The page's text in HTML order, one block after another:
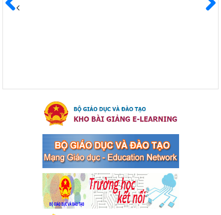
an toàn giao thông năm 2024 tại các cơ sở giáo dục trên địa
của Thủ tướng Chính phủ về tăng cường phòng ngừa, đấu
tranh tội phạm, vi phạm pháp luật liên quan đến hoạt động
tổ chức đánh bạc và đánh bạc
Kế hoạch thực hiện Chỉ thị số 16/CT-TTg ngày 27/05/2023 của
phạm, vi phạm pháp luật liên quan đến hoạt động tổ chức đánh
bạc và đánh bạc
Ngày ban hành: 04/03/2024
Kế hoạch Tổ chức Hội trại truyền thống học sinh thị xã Bến
Cát Lần thứ VIII, năm học 2023-2024
Kế hoạch Tổ chức Hội trại truyền thống học sinh thị xã Bến Cát
Lần thứ VIII, năm học 2023-2024